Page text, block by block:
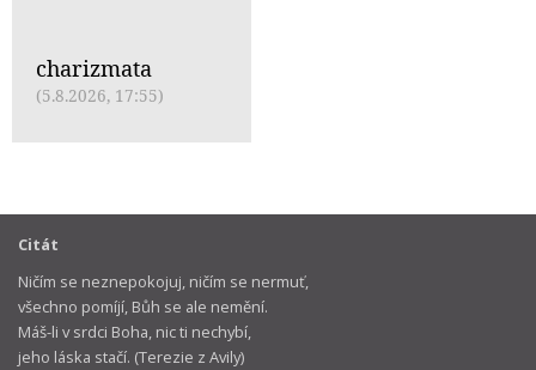
charizmata
(5.8.2026, 17:55)
Citát
Ničím se neznepokojuj, ničím se nermuť,
všechno pomíjí, Bůh se ale nemění.
Máš-li v srdci Boha, nic ti nechybí,
jeho láska stačí. (Terezie z Avily)